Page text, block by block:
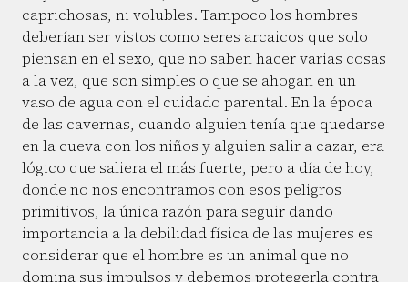
caprichosas, ni volubles. Tampoco los hombres
deberían ser vistos como seres arcaicos que solo
piensan en el sexo, que no saben hacer varias cosas
a la vez, que son simples o que se ahogan en un
vaso de agua con el cuidado parental. En la época
de las cavernas, cuando alguien tenía que quedarse
en la cueva con los niños y alguien salir a cazar, era
lógico que saliera el más fuerte, pero a día de hoy,
donde no nos encontramos con esos peligros
primitivos, la única razón para seguir dando
importancia a la debilidad física de las mujeres es
considerar que el hombre es un animal que no
domina sus impulsos y debemos protegerla contra